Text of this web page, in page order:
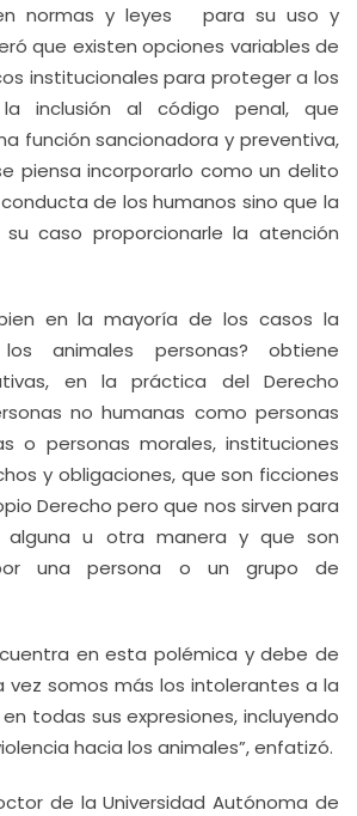
normas y leyes para su uso y
que existen opciones variables de
institucionales para proteger a los
inclusión al código penal, que
función sancionadora y preventiva,
piensa incorporarlo como un delito
de los humanos sino que la
caso proporcionarle la atención
en la mayoría de los casos la
animales personas? obtiene
en la práctica del Derecho
no humanas como personas
o personas morales, instituciones
y obligaciones, que son ficciones
Derecho pero que nos sirven para
alguna u otra manera y que son
una persona o un grupo de
en esta polémica y debe de
vez somos más los intolerantes a la
todas sus expresiones, incluyendo
hacia los animales”, enfatizó.
de la Universidad Autónoma de